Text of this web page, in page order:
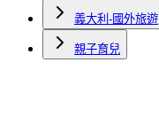
義大利-國外旅遊
親子育兒